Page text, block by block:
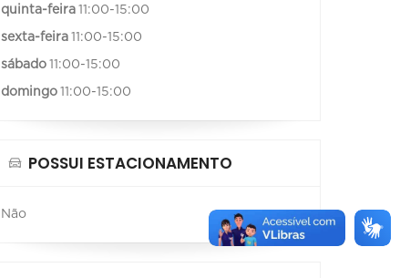
quinta-feira 11:00-15:00
sexta-feira 11:00-15:00
sábado 11:00-15:00
domingo 11:00-15:00
POSSUI ESTACIONAMENTO
Não